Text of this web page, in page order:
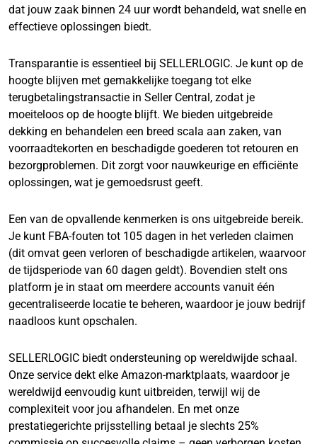
dat jouw zaak binnen 24 uur wordt behandeld, wat snelle en
effectieve oplossingen biedt.
Transparantie is essentieel bij SELLERLOGIC. Je kunt op de
hoogte blijven met gemakkelijke toegang tot elke
terugbetalingstransactie in Seller Central, zodat je
moeiteloos op de hoogte blijft. We bieden uitgebreide
dekking en behandelen een breed scala aan zaken, van
voorraadtekorten en beschadigde goederen tot retouren en
bezorgproblemen. Dit zorgt voor nauwkeurige en efficiënte
oplossingen, wat je gemoedsrust geeft.
Een van de opvallende kenmerken is ons uitgebreide bereik.
Je kunt FBA-fouten tot 105 dagen in het verleden claimen
(dit omvat geen verloren of beschadigde artikelen, waarvoor
de tijdsperiode van 60 dagen geldt). Bovendien stelt ons
platform je in staat om meerdere accounts vanuit één
gecentraliseerde locatie te beheren, waardoor je jouw bedrijf
naadloos kunt opschalen.
SELLERLOGIC biedt ondersteuning op wereldwijde schaal.
Onze service dekt elke Amazon-marktplaats, waardoor je
wereldwijd eenvoudig kunt uitbreiden, terwijl wij de
complexiteit voor jou afhandelen. En met onze
prestatiegerichte prijsstelling betaal je slechts 25%